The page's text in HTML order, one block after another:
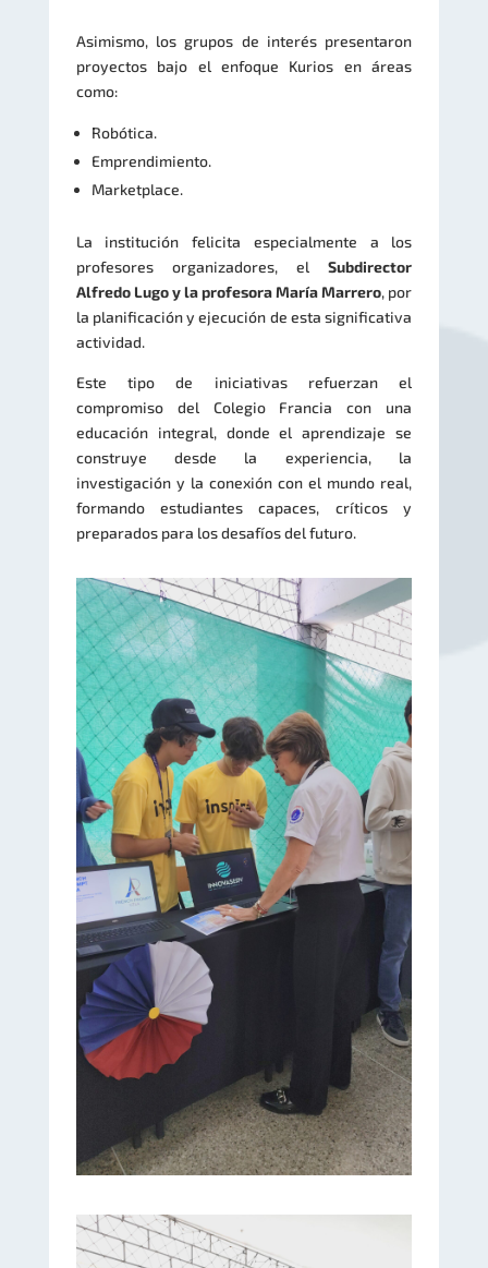
Asimismo, los grupos de interés presentaron
proyectos bajo el enfoque Kurios en áreas
como:
Robótica.
Emprendimiento.
Marketplace.
La institución felicita especialmente a los
profesores organizadores, el Subdirector
Alfredo Lugo y la profesora María Marrero, por
la planificación y ejecución de esta significativa
actividad.
Este tipo de iniciativas refuerzan el
compromiso del Colegio Francia con una
educación integral, donde el aprendizaje se
construye desde la experiencia, la
investigación y la conexión con el mundo real,
formando estudiantes capaces, críticos y
preparados para los desafíos del futuro.